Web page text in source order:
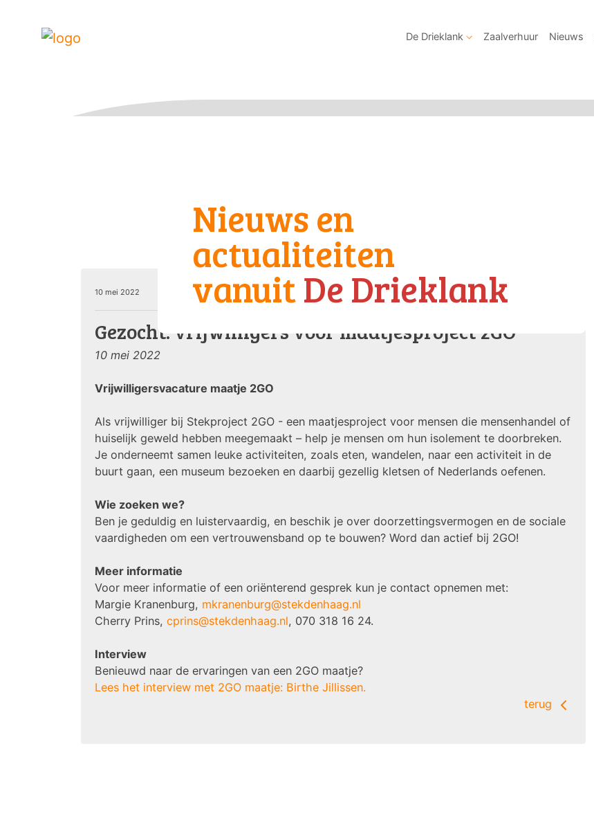
De Drieklank Zaalverhuur Nieuws
Nieuws en
actualiteiten
vanuitDe Drieklank
10 mei 2022
Gezocht: vrijwilligers voor maatjesproject 2GO
10 mei 2022
Vrijwilligersvacature maatje 2GO
Als vrijwilliger bij Stekproject 2GO - een maatjesproject voor mensen die mensenhandel of
huiselijk geweld hebben meegemaakt – help je mensen om hun isolement te doorbreken.
Je onderneemt samen leuke activiteiten, zoals eten, wandelen, naar een activiteit in de
buurt gaan, een museum bezoeken en daarbij gezellig kletsen of Nederlands oefenen.
Wie zoeken we?
Ben je geduldig en luistervaardig, en beschik je over doorzettingsvermogen en de sociale
vaardigheden om een vertrouwensband op te bouwen? Word dan actief bij 2GO!
Meer informatie
Voor meer informatie of een oriënterend gesprek kun je contact opnemen met:
Margie Kranenburg, mkranenburg@stekdenhaag.nl
Cherry Prins, cprins@stekdenhaag.nl, 070 318 16 24.
Interview
Benieuwd naar de ervaringen van een 2GO maatje?
Lees het interview met 2GO maatje: Birthe Jillissen.
terug